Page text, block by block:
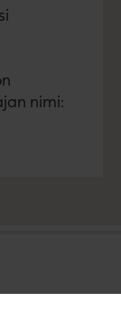
nimi: